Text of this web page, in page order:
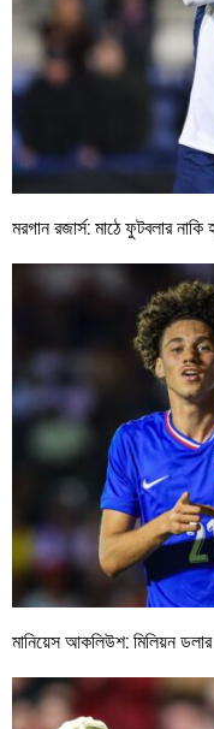
মরগান রজার্স: মাঠে ফুটবলার
মানিয়েস আকলিউশ: মিলিয়ন